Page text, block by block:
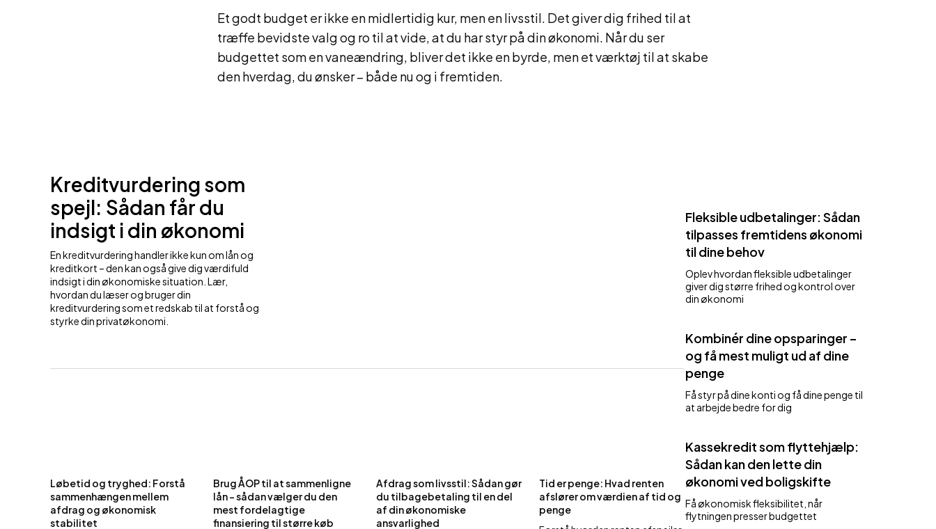
Et godt budget er ikke en midlertidig kur, men en livsstil. Det giver dig frihed til at
træffe bevidste valg og ro til at vide, at du har styr på din økonomi. Når du ser
budgettet som en vaneændring, bliver det ikke en byrde, men et værktøj til at skabe
den hverdag, du ønsker – både nu og i fremtiden.
Kreditvurdering som
spejl: Sådan får du
indsigt i din økonomi
En kreditvurdering handler ikke kun om lån og
kreditkort – den kan også give dig værdifuld
indsigt i din økonomiske situation. Lær,
hvordan du læser og bruger din
kreditvurdering som et redskab til at forstå og
styrke din privatøkonomi.
Løbetid og tryghed: Forstå
sammenhængen mellem
afdrag og økonomisk
stabilitet
Brug ÅOP til at sammenligne
lån – sådan vælger du den
mest fordelagtige
finansiering til større køb
Afdrag som livsstil: Sådan gør
du tilbagebetaling til en del
af din økonomiske
ansvarlighed
Tid er penge: Hvad renten
afslører om værdien af tid og
penge
Fleksible udbetalinger: Sådan
tilpasses fremtidens økonomi
til dine behov
Oplev hvordan fleksible udbetalinger
giver dig større frihed og kontrol over
din økonomi
Kombinér dine opsparinger –
og få mest muligt ud af dine
penge
Få styr på dine konti og få dine penge til
at arbejde bedre for dig
Kassekredit som flyttehjælp:
Sådan kan den lette din
økonomi ved boligskifte
Få økonomisk fleksibilitet, når
flytningen presser budgettet